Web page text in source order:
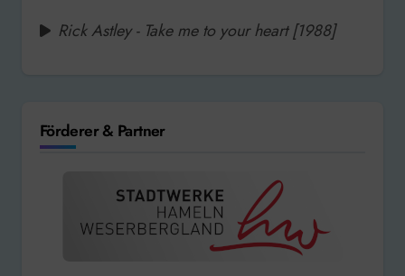
Rick Astley - Take me to your heart [1988]
Förderer & Partner